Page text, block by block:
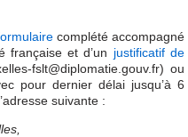
complété accompagné
française et d’un justificatif de
fslt@diplomatie.gouv.fr) ou
pour dernier délai jusqu’à 6
suivante :